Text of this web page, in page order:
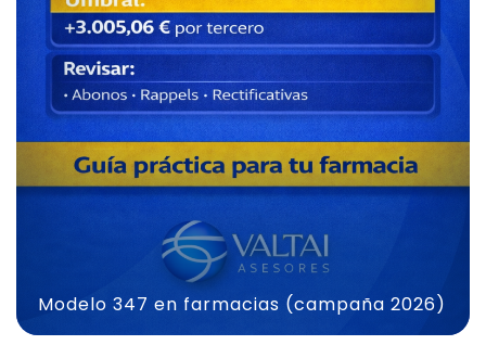
Modelo 347 en farmacias (campaña 2026)